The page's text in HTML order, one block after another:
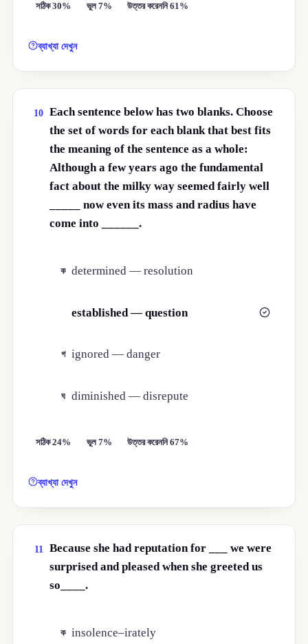
সঠিক 30% ভুল 7% উত্তর করেননি 61%
ব্যাখ্যা দেখুন
10 Each sentence below has two blanks. Choose
the set of words for each blank that best fits
the meaning of the sentence as a whole:
Although a few years ago the fundamental
fact about the milky way seemed fairly well
_____ now even its mass and radius have
come into ______.
ক determined — resolution
established — question
গ ignored — danger
ঘ diminished — disrepute
সঠিক 24% ভুল 7% উত্তর করেননি 67%
ব্যাখ্যা দেখুন
11
Because she had reputation for ___ we were
surprised and pleased when she greeted us
so____.
ক insolence–irately